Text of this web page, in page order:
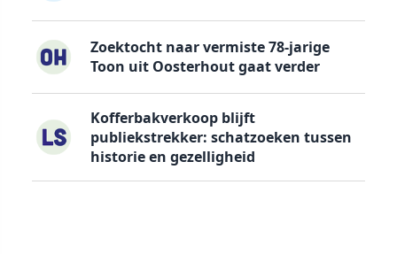
Zoektocht naar vermiste 78-jarige
Toon uit Oosterhout gaat verder
Kofferbakverkoop blijft
publiekstrekker: schatzoeken tussen
historie en gezelligheid